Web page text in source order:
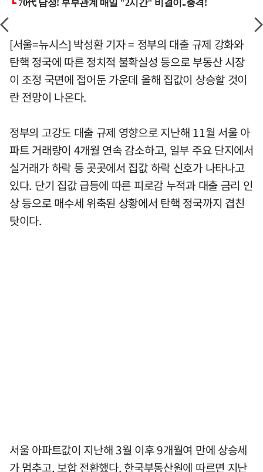
[서울=뉴시스] 박성환 기자 = 정부의 대출 규제 강화와
탄핵 정국에 따른 정치적 불확실성 등으로 부동산 시장
이 조정 국면에 접어둔 가운데 올해 집값이 상승할 것이
란 전망이 나온다.
정부의 고강도 대출 규제 영향으로 지난해 11월 서울 아
파트 거래량이 4개월 연속 감소하고, 일부 주요 단지에서
실거래가 하락 등 곳곳에서 집값 하락 신호가 나타나고
있다. 단기 집값 급등에 따른 피로감 누적과 대출 금리 인
상 등으로 매수세 위축된 상황에서 탄핵 정국까지 겹친
탓이다.
서울 아파트값이 지난해 3월 이후 9개월여 만에 상승세
가 멈추고, 보합 전환했다. 한국부동산원에 따르면 지난